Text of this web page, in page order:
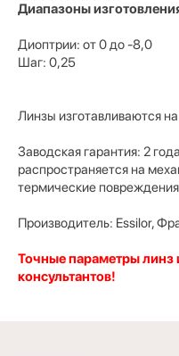
Диапазоны
Диоптрии: от 0 до -8,0
Шаг: 0,25
Линзы изготавливаются на
Заводская гарантия: 2
распространяется на
термические
Производитель: Essilor,
Точные параметры линз
консультантов!